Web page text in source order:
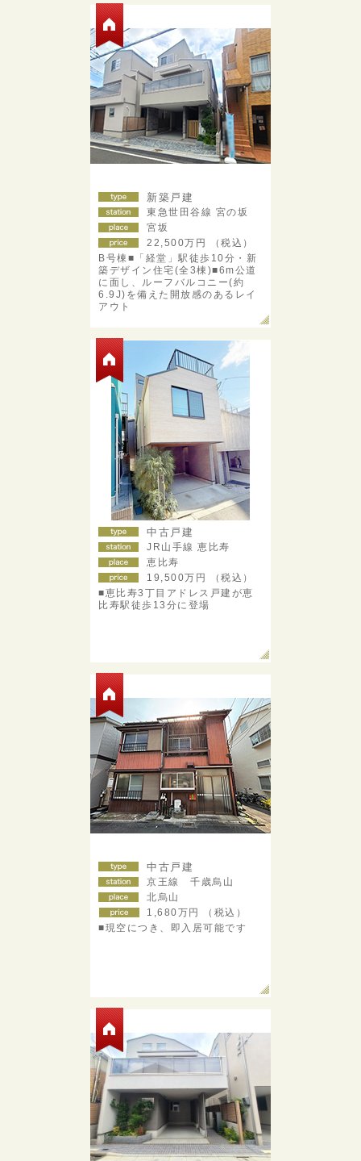
新築戸建
東急世田谷線 宮の坂
宮坂
22,500万円 （税込）
B号棟■「経堂」駅徒歩10分・新
築デザイン住宅(全3棟)■6m公道
に面し、ルーフバルコニー(約
6.9J)を備えた開放感のあるレイ
アウト
中古戸建
JR山手線 恵比寿
恵比寿
19,500万円 （税込）
■恵比寿3丁目アドレス戸建が恵
比寿駅徒歩13分に登場
中古戸建
京王線 千歳烏山
北烏山
1,680万円 （税込）
■現空につき、即入居可能です